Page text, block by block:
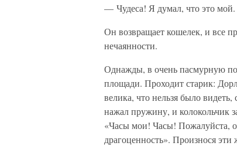
— Чудеса! Я думал, что это
Он возвращает кошелек, и все
нечаянности.
Однажды, в очень пасмурную
площади. Проходит старик:
велика, что нельзя было
нажал пружину, и колокольчик
«Часы мои! Часы! Пожалуйста,
драгоценность». Произнося эти